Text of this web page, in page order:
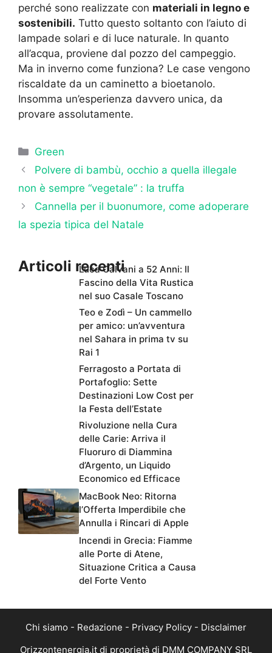
perché sono realizzate con materiali in legno e
sostenibili. Tutto questo soltanto con l’aiuto di
lampade solari e di luce naturale. In quanto
all’acqua, proviene dal pozzo del campeggio.
Ma in inverno come funziona? Le case vengono
riscaldate da un caminetto a bioetanolo.
Insomma un’esperienza davvero unica, da
provare assolutamente.
Categorie
Green
Polvere di bambù, occhio a quella illegale
non è sempre “vegetale” : la truffa
Cannella per il buonumore, come adoperare
la spezia tipica del Natale
Articoli recentiLuca Calvani a 52 Anni: Il
Fascino della Vita Rustica
nel suo Casale Toscano
Teo e Zodì – Un cammello
per amico: un’avventura
nel Sahara in prima tv su
Rai 1
Ferragosto a Portata di
Portafoglio: Sette
Destinazioni Low Cost per
la Festa dell’Estate
Rivoluzione nella Cura
delle Carie: Arriva il
Fluoruro di Diammina
d’Argento, un Liquido
Economico ed Efficace
MacBook Neo: Ritorna
l’Offerta Imperdibile che
Annulla i Rincari di Apple
Incendi in Grecia: Fiamme
alle Porte di Atene,
Situazione Critica a Causa
del Forte Vento
Chi siamo - Redazione - Privacy Policy - Disclaimer
Orizzontenergia.it di proprietà di DMM COMPANY SRL